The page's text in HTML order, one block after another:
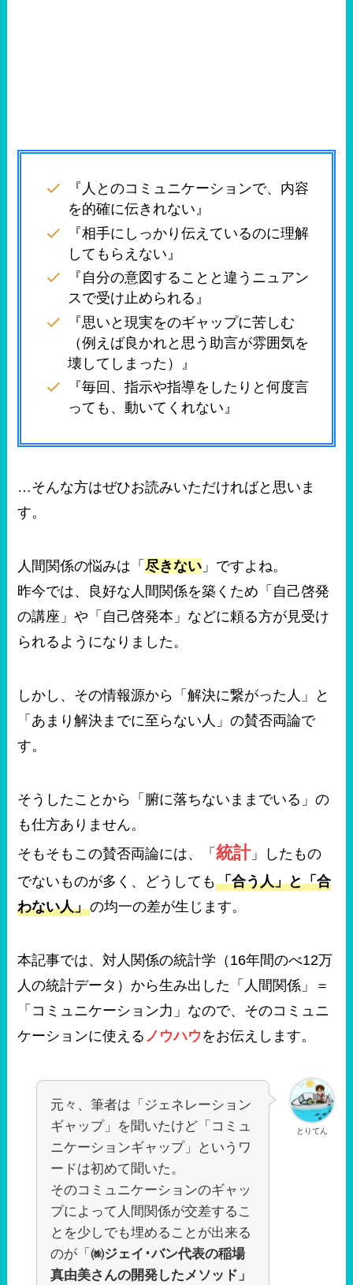
『人とのコミュニケーションで、内容
を的確に伝きれない』
『相手にしっかり伝えているのに理解
してもらえない』
『自分の意図することと違うニュアン
スで受け止められる』
『思いと現実をのギャップに苦しむ
（例えば良かれと思う助言が雰囲気を
壊してしまった）』
『毎回、指示や指導をしたりと何度言
っても、動いてくれない』
…そんな方はぜひお読みいただければと思いま
す。
人間関係の悩みは「尽きない 」ですよね。
昨今では、良好な人間関係を築くため「自己啓発
の講座」や「自己啓発本」などに頼る方が見受け
られるようになりました。
しかし、その情報源から「解決に繋がった人」と
「あまり解決までに至らない人」の賛否両論で
す。
そうしたことから「腑に落ちないままでいる」の
も仕方ありません。
そもそもこの賛否両論には、「統計」したもの
でないものが多く、どうしても「合う人」と「合
わない人」の均一の差が生じます。
本記事では、対人関係の統計学（16年間のべ12万
人の統計データ）から生み出した 「人間関係」＝
「コミュニケーション力」なので、そのコミュニ
ケーションに使える ノウハウをお伝えします。
とりてん
元々、筆者は「ジェネレーション
ギャップ」を聞いたけど「コミュ
ニケーションギャップ」というワ
ードは初めて聞いた。
そのコミュニケーションのギャッ
プによって人間関係が交差するこ
とを少しでも埋めることが出来る
のが「㈱ジェイ･バン代表の稲場
真由美さんの開発したメソッド」